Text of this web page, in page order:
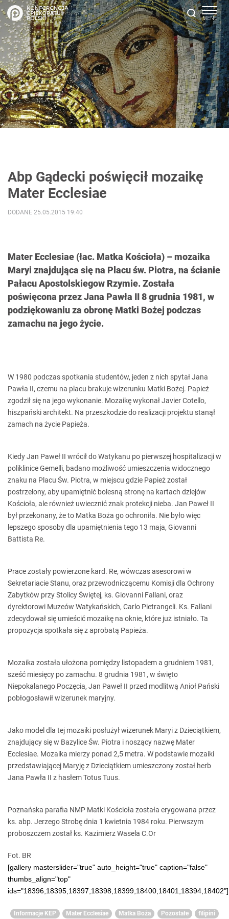
Abp Gądecki poświęcił mozaikę
Mater Ecclesiae
Mater Ecclesiae (łac. Matka Kościoła) – mozaika
Maryi znajdująca się na Placu św. Piotra, na ścianie
Pałacu Apostolskiegow Rzymie. Została
poświęcona przez Jana Pawła II 8 grudnia 1981, w
podziękowaniu za obronę Matki Bożej podczas
zamachu na jego życie.
DODANE 25.05.2015 19:40
W 1980 podczas spotkania studentów, jeden z nich spytał Jana
Pawła II, czemu na placu brakuje wizerunku Matki Bożej. Papież
zgodził się na jego wykonanie. Mozaikę wykonał Javier Cotello,
hiszpański architekt. Na przeszkodzie do realizacji projektu stanął
zamach na życie Papieża.
Kiedy Jan Paweł II wrócił do Watykanu po pierwszej hospitalizacji w
poliklinice Gemelli, badano możliwość umieszczenia widocznego
znaku na Placu Św. Piotra, w miejscu gdzie Papież został
postrzelony, aby upamiętnić bolesną stronę na kartach dziejów
Kościoła, ale również uwiecznić znak protekcji nieba. Jan Paweł II
był przekonany, że to Matka Boża go ochroniła. Nie było więc
lepszego sposoby dla upamiętnienia tego 13 maja, Giovanni
Battista Re.
Prace zostały powierzone kard. Re, wówczas asesorowi w
Sekretariacie Stanu, oraz przewodniczącemu Komisji dla Ochrony
Zabytków przy Stolicy Świętej, ks. Giovanni Fallani, oraz
dyrektorowi Muzeów Watykańskich, Carlo Pietrangeli. Ks. Fallani
zdecydował się umieścić mozaikę na oknie, które już istniało. Ta
propozycja spotkała się z aprobatą Papieża.
Mozaika została ułożona pomiędzy listopadem a grudniem 1981,
sześć miesięcy po zamachu. 8 grudnia 1981, w święto
Niepokalanego Poczęcia, Jan Paweł II przed modlitwą Anioł Pański
pobłogosławił wizerunek maryjny.
Jako model dla tej mozaiki posłużył wizerunek Maryi z Dzieciątkiem,
znajdujący się w Bazylice Św. Piotra i noszący nazwę Mater
Ecclesiae. Mozaika mierzy ponad 2,5 metra. W podstawie mozaiki
przedstawiającej Maryję z Dzieciątkiem umieszczony został herb
Jana Pawła II z hasłem Totus Tuus.
Poznańska parafia NMP Matki Kościoła została erygowana przez
ks. abp. Jerzego Strobę dnia 1 kwietnia 1984 roku. Pierwszym
proboszczem został ks. Kazimierz Wasela C.Or
Fot. BR
[gallery masterslider="true" auto_height="true" caption="false"
thumbs_align="top"
ids="18396,18395,18397,18398,18399,18400,18401,18394,18402"]
Informacje KEP Mater Ecclesiae Matka Boża Pozostałe filipini